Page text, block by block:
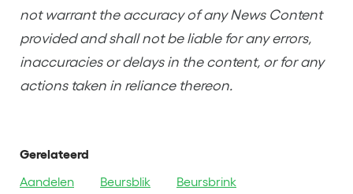
not warrant the accuracy of any News Content
provided and shall not be liable for any errors,
inaccuracies or delays in the content, or for any
actions taken in reliance thereon.
Gerelateerd
Aandelen
Beursblik
Beursbrink